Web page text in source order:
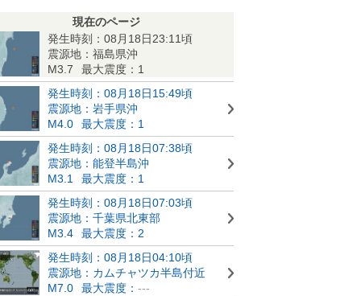
現在のページ
発生時刻：08月18日23:11頃
震源地：福島県沖
M3.7
最大震度：1
発生時刻：08月18日15:49頃
震源地：岩手県沖
M4.0
最大震度：1
発生時刻：08月18日07:38頃
震源地：能登半島沖
M3.1
最大震度：1
発生時刻：08月18日07:03頃
震源地：千葉県北東部
M3.4
最大震度：2
発生時刻：08月18日04:10頃
震源地：カムチャツカ半島付近
M7.0
最大震度： ---